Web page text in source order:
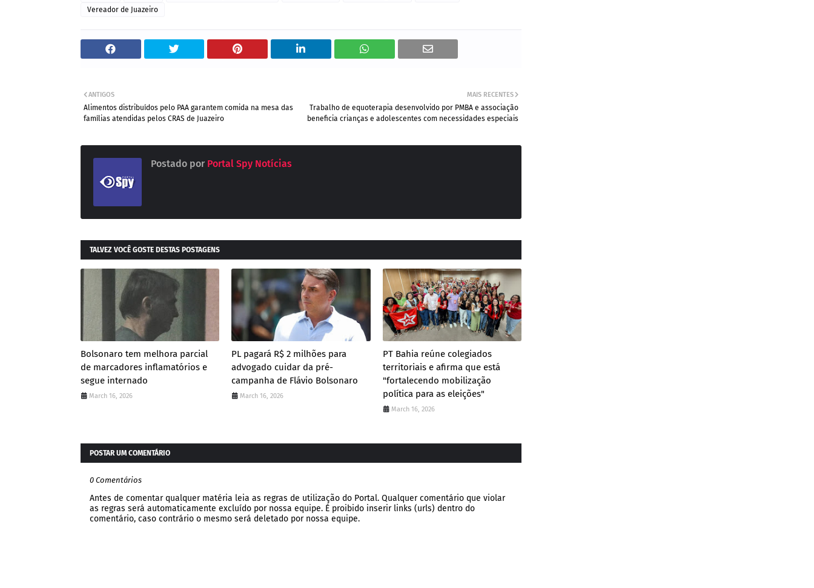
Vereador de Juazeiro
MAIS RECENTES
Trabalho de equoterapia desenvolvido por PMBA e associação
beneficia crianças e adolescentes com necessidades especiais
ANTIGOS
Alimentos distribuídos pelo PAA garantem comida na mesa das
famílias atendidas pelos CRAS de Juazeiro
Postado por Portal Spy Notícias
TALVEZ VOCÊ GOSTE DESTAS POSTAGENS
Bolsonaro tem melhora parcial
de marcadores inflamatórios e
segue internado
March 16, 2026
PL pagará R$ 2 milhões para
advogado cuidar da pré-
campanha de Flávio Bolsonaro
March 16, 2026
PT Bahia reúne colegiados
territoriais e afirma que está
"fortalecendo mobilização
política para as eleições"
March 16, 2026
POSTAR UM COMENTÁRIO
0 Comentários
Antes de comentar qualquer matéria leia as regras de utilização do Portal. Qualquer comentário que violar
as regras será automaticamente excluído por nossa equipe. É proibido inserir links (urls) dentro do
comentário, caso contrário o mesmo será deletado por nossa equipe.